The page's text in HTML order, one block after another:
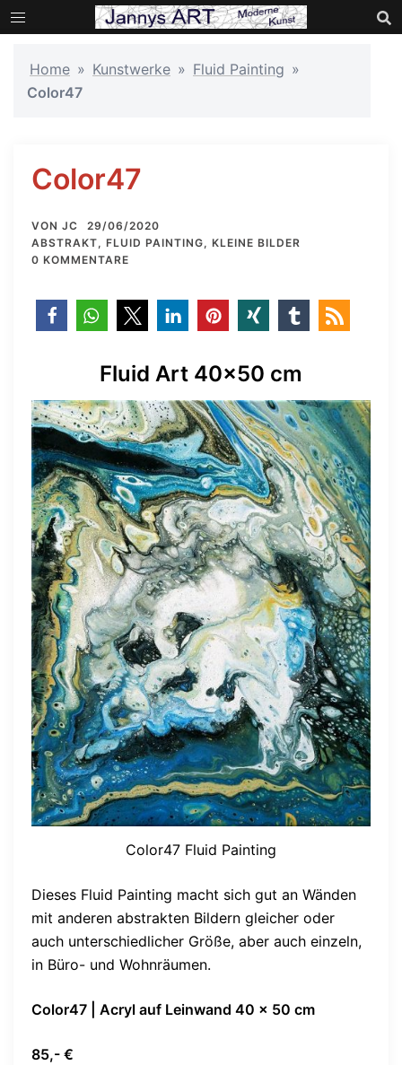
Zum
Inhalt
Home » Kunstwerke » Fluid Painting »
Color47
Color47
VON JC
29/06/2020
ABSTRAKT, FLUID PAINTING, KLEINE BILDER
0 KOMMENTARE
Fluid Art 40×50 cm
Color47 Fluid Painting
Dieses Fluid Painting macht sich gut an Wänden
mit anderen abstrakten Bildern gleicher oder
auch unterschiedlicher Größe, aber auch einzeln,
in Büro- und Wohnräumen.
Color47 | Acryl auf Leinwand 40 x 50 cm
85,- €